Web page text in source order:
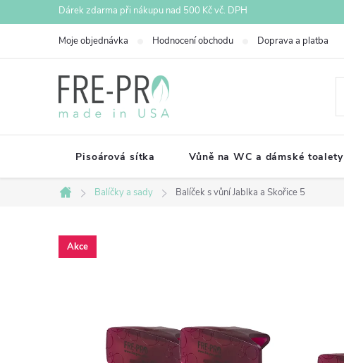
na
Dárek zdarma při nákupu nad 500 Kč vč. DPH
Moje objednávka Hodnocení obchodu Doprava a platba
Pisoárová sítka Vůně na WC a dámské toalety
Domů
Balíčky a sady Balíček s vůní Jablka a Skořice 5
Akce